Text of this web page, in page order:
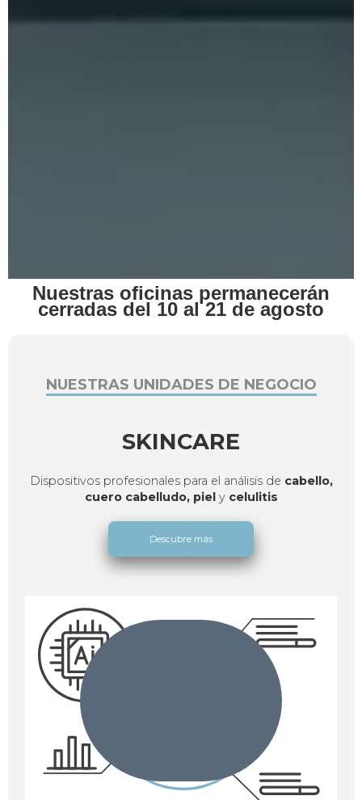
Nuestras oficinas permanecerán
cerradas del 10 al 21 de agosto
NUESTRAS UNIDADES DE NEGOCIO
SKINCARE
Dispositivos profesionales para el análisis de cabello,
cuero cabelludo, piely celulitis
Descubre más